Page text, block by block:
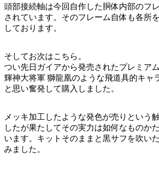
頭部接続軸は今回自作した胴体内部のフ
されています。そのフレーム自体も各所
しております。
そしてお次はこちら。
つい先日ガイアから発売されたプレミア
輝神大将軍 獅龍凰のような飛道具的キャ
と思い奮発して購入しました。
メッキ加工したような発色が売りという
したが果たしてその実力は如何なものか
います。キットそのままと黒サフを吹い
みました。